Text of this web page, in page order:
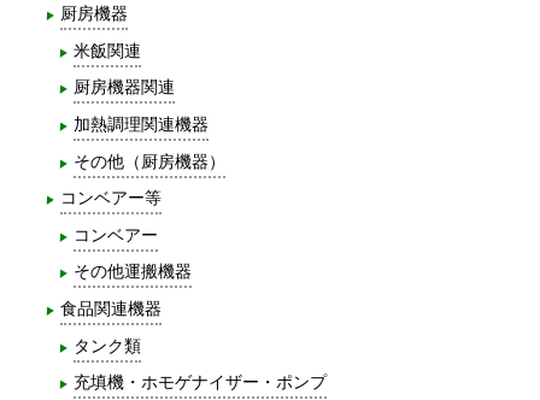
厨房機器
米飯関連
厨房機器関連
加熱調理関連機器
その他（厨房機器）
コンベアー等
コンベアー
その他運搬機器
食品関連機器
タンク類
充填機・ホモゲナイザー・ポンプ